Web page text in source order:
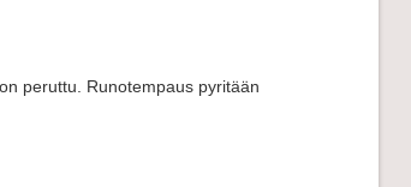
peruttu. Runotempaus pyritään